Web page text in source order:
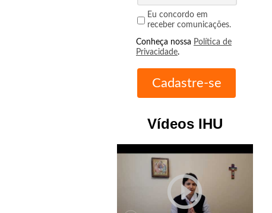
Eu concordo em
receber comunicações.
Conheça nossa Política de
Privacidade.
Vídeos IHU
play_circle_outline